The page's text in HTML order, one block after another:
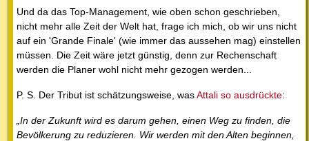
Und da das Top-Management, wie oben schon geschrieben,
nicht mehr alle Zeit der Welt hat, frage ich mich, ob wir uns nicht
auf ein 'Grande Finale' (wie immer das aussehen mag) einstellen
müssen. Die Zeit wäre jetzt günstig, denn zur Rechenschaft
werden die Planer wohl nicht mehr gezogen werden...
P. S. Der Tribut ist schätzungsweise, wasAttali so ausdrückte:
„In der Zukunft wird es darum gehen, einen Weg zu finden, die
Bevölkerung zu reduzieren. Wir werden mit den Alten beginnen,